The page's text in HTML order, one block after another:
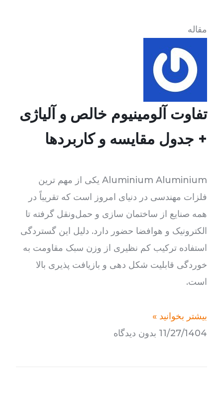
مقاله
تفاوت آلومینیوم خالص و آلیاژی
+ جدول مقایسه و کاربردها
Aluminium Aluminium یکی از مهم ترین
فلزات مهندسی در دنیای امروز است که تقریباً در
همه صنایع از ساختمان سازی و حمل‌ونقل گرفته تا
الکترونیک و هوافضا حضور دارد. دلیل این گستردگی
استفاده ترکیب کم نظیری از وزن سبک مقاومت به
خوردگی قابلیت شکل دهی و بازیافت پذیری بالا
است.
بیشتر بخوانید »
11/27/1404 بدون دیدگاه